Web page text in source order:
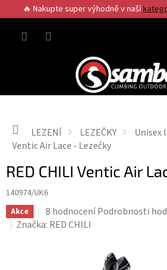
na
obsah
🔥 Nakupte super výhodně v naší
Domů
LEZENÍ LEZEČKY Unisex
Ventic Air Lace - Lezečky
RED CHILI Ventic Air
140974/UK6
Akce
Průměrné
hodnocení
8 hodnocení Podrobnosti
Značka: RED CHILI